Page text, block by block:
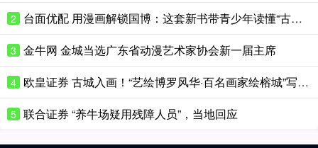
2 台面优配 用漫画解锁国博：这套新书带青少年读懂“古代中国”
3 金牛网 金城当选广东省动漫艺术家协会新一届主席
4 欧皇证券 古城入画！“艺绘博罗风华·百名画家绘榕城”写生创作活动日前开幕
5 联合证券 “养牛场疑用残障人员”，当地回应